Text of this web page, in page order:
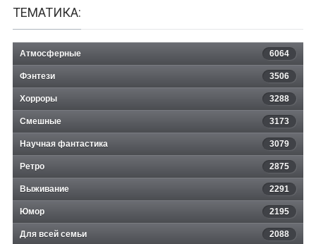
ТЕМАТИКА:
Атмосферные 6064
Фэнтези 3506
Хорроры 3288
Смешные 3173
Научная фантастика 3079
Ретро 2875
Выживание 2291
Юмор 2195
Для всей семьи 2088